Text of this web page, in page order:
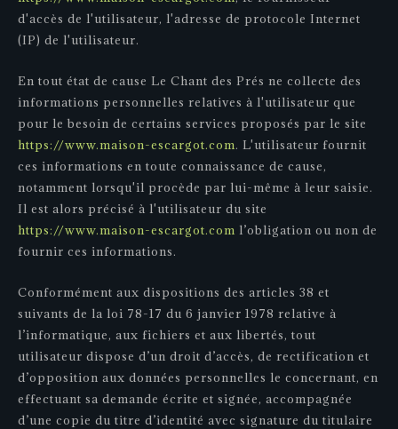
d'accès de l'utilisateur, l'adresse de protocole Internet
(IP) de l'utilisateur.
En tout état de cause Le Chant des Prés ne collecte des
informations personnelles relatives à l'utilisateur que
pour le besoin de certains services proposés par le site
https://www.maison-escargot.com. L'utilisateur fournit
ces informations en toute connaissance de cause,
notamment lorsqu'il procède par lui-même à leur saisie.
Il est alors précisé à l'utilisateur du site
https://www.maison-escargot.com l’obligation ou non de
fournir ces informations.
Conformément aux dispositions des articles 38 et
suivants de la loi 78-17 du 6 janvier 1978 relative à
l’informatique, aux fichiers et aux libertés, tout
utilisateur dispose d’un droit d’accès, de rectification et
d’opposition aux données personnelles le concernant, en
effectuant sa demande écrite et signée, accompagnée
d’une copie du titre d’identité avec signature du titulaire